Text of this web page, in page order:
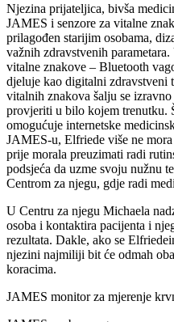
Njezina prijateljica, bivša
JAMES i senzore za vitalne
prilagođen starijim osobama,
važnih zdravstvenih
vitalne znakove – Bluetooth
djeluje kao digitalni zdravstveni
vitalnih znakova šalju se
provjeriti u bilo kojem trenutku.
omogućuje internetske
JAMES-u, Elfriede više ne
prije morala preuzimati radi
podsjeća da uzme svoju nužnu
Centrom za njegu, gdje radi
U Centru za njegu Michaela
osoba i kontaktira pacijenta i
rezultata. Dakle, ako se
njezini najmiliji bit će odmah
koracima.
JAMES monitor za mjerenje